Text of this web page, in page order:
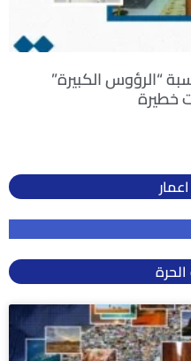
“الرؤوس الكبيرة”